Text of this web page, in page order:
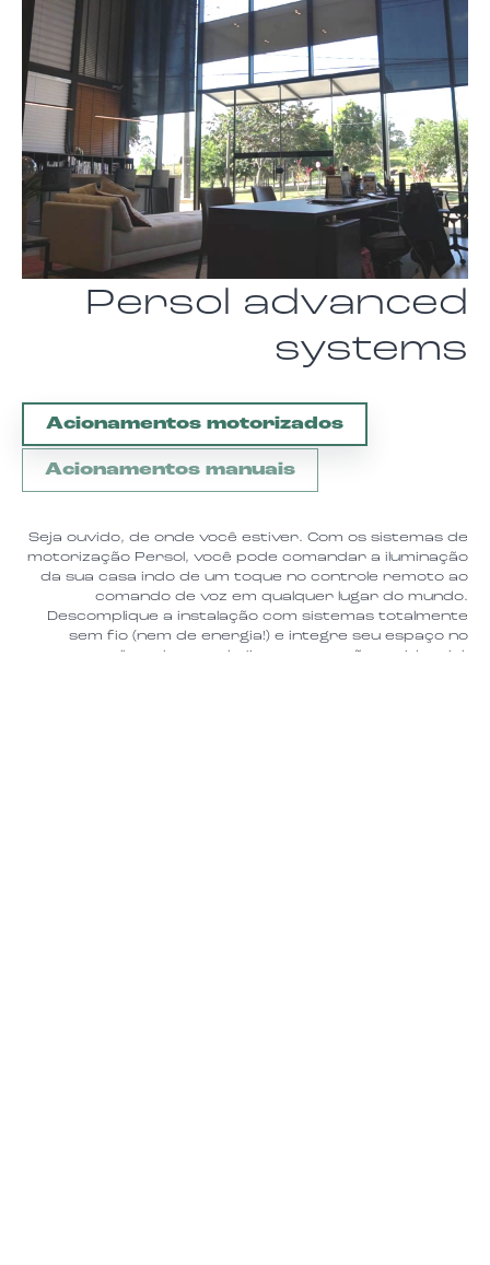
Persol advanced
systems
Acionamentos motorizados
, aba selecionada
Acionamentos manuais
Seja ouvido, de onde você estiver. Com os sistemas de
motorização Persol, você pode comandar a iluminação
da sua casa indo de um toque no controle remoto ao
comando de voz em qualquer lugar do mundo.
Descomplique a instalação com sistemas totalmente
sem fio (nem de energia!) e integre seu espaço no
melhor da tecnologia e automação residencial.